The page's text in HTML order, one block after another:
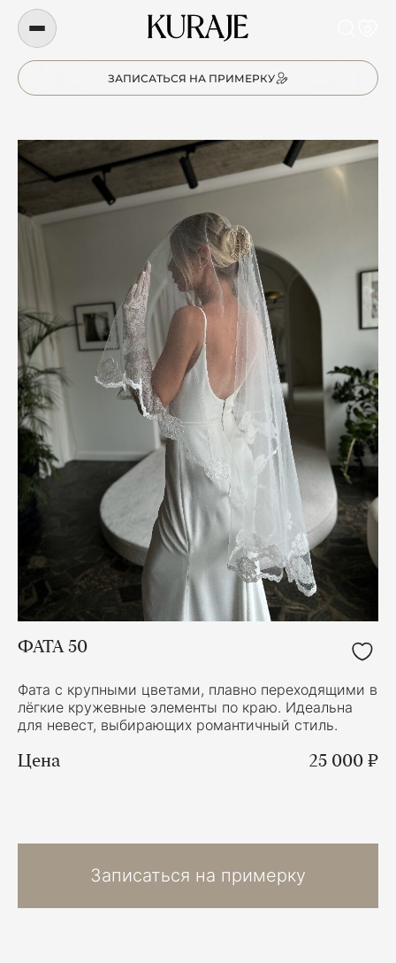
ЗАПИСАТЬСЯ НА ПРИМЕРКУ
ФАТА 50
Фата с крупными цветами, плавно переходящими в
лёгкие кружевные элементы по краю. Идеальна
для невест, выбирающих романтичный стиль.
Цена 25 000 ₽
Записаться на примерку